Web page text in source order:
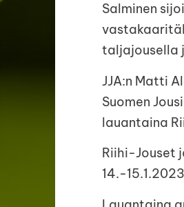
Salminen
taljajousella
JJA:n Matti
Suomen
lauantaina
Riihi-Jouset
14.-